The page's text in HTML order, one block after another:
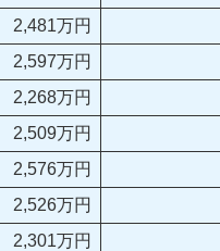
2,481万円
2,597万円
2,268万円
2,509万円
2,576万円
2,526万円
2,301万円